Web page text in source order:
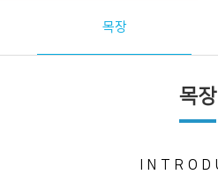
목장
목장